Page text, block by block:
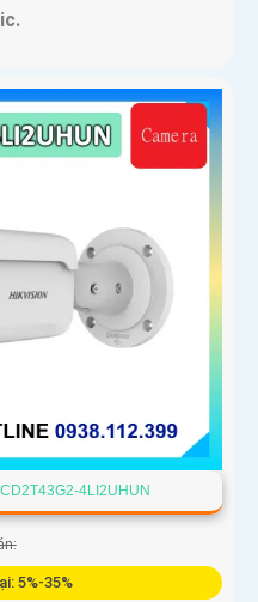
4LI2UHUN
5%-35%